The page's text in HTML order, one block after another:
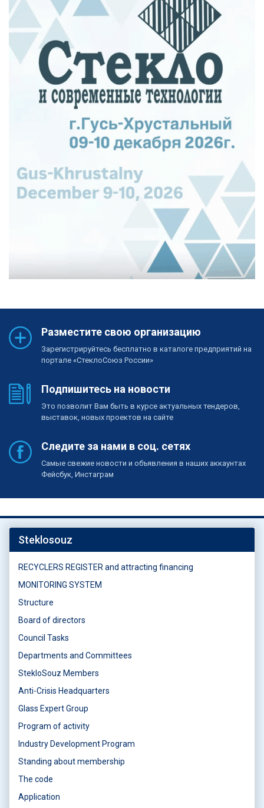
Разместите свою организацию
Зарегистрируйтесь бесплатно в каталоге предприятий на
портале «СтеклоСоюз России»
Подпишитесь на новости
Это позволит Вам быть в курсе актуальных тендеров,
выставок, новых проектов на сайте
Следите за нами в соц. сетях
Самые свежие новости и объявления в наших аккаунтах
Фейсбук, Инстаграм
Steklosouz
RECYCLERS REGISTER and attracting financing
MONITORING SYSTEM
Structure
Board of directors
Council Tasks
Departments and Committees
StekloSouz Members
Anti-Crisis Headquarters
Glass Expert Group
Program of activity
Industry Development Program
Standing about membership
The code
Application